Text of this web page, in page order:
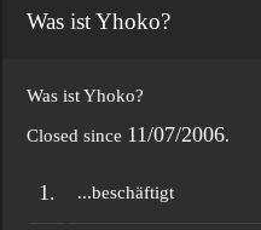
Was ist Yhoko?
Was ist Yhoko?
Closed since 11/07/2006.
1. ...beschäftigt